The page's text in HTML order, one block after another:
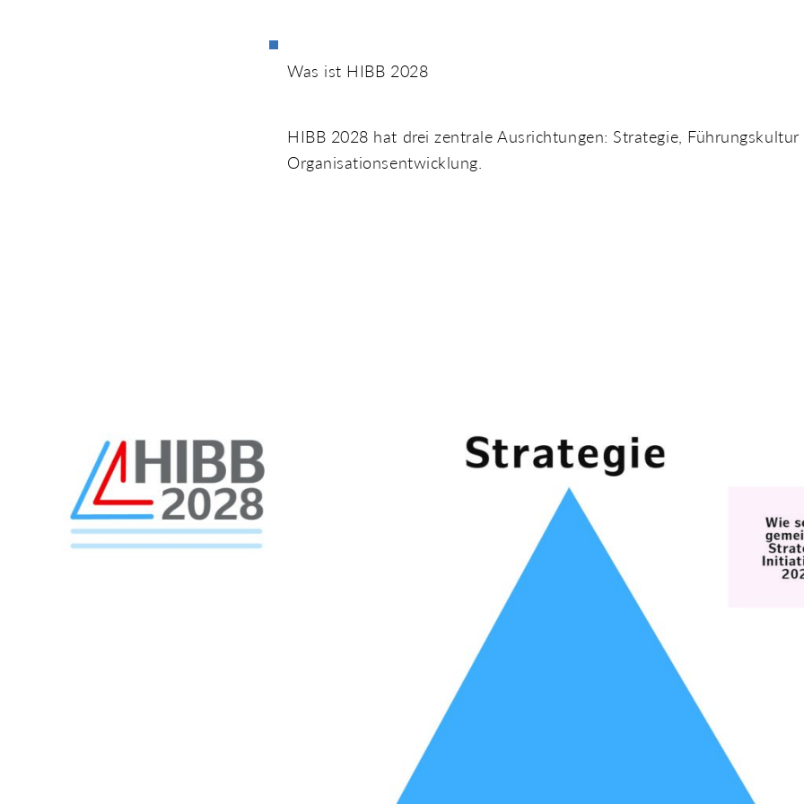
Was ist HIBB 2028
HIBB 2028 hat drei zentrale Ausrichtungen: Strategie,
Organisationsentwicklung.